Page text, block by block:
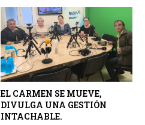
EL CARMEN SE MUEVE,
DIVULGA UNA GESTIÓN
INTACHABLE.